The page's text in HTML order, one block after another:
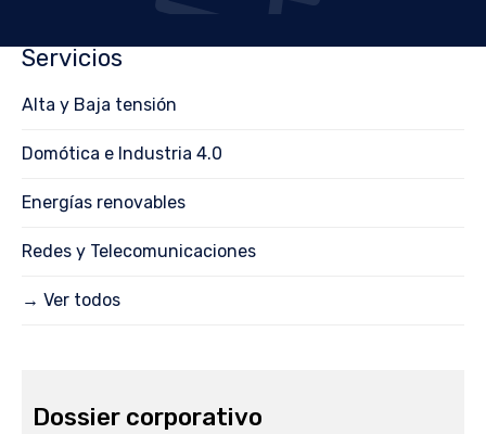
Servicios
Alta y Baja tensión
Domótica e Industria 4.0
Energías renovables
Redes y Telecomunicaciones
→ Ver todos
Dossier corporativo